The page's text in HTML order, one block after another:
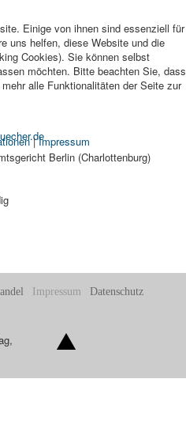
Berlin (Charlottenburg)
Impressum
Datenschutz
Einige von ihnen sind essenziell für
uns helfen, diese Website und die
Cookies). Sie können selbst
möchten. Bitte beachten Sie, dass
alle Funktionalitäten der Seite zur
|Impressum